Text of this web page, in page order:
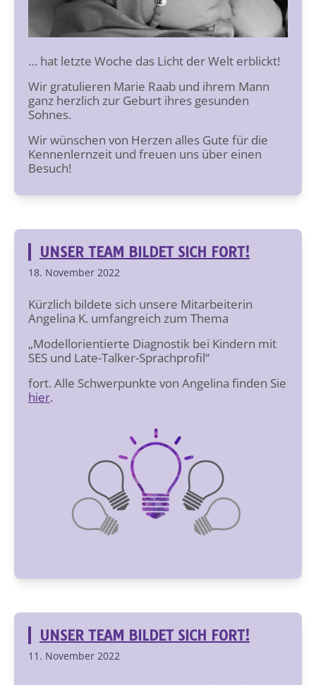
… hat letzte Woche das Licht der Welt erblickt!
Wir gratulieren Marie Raab und ihrem Mann
ganz herzlich zur Geburt ihres gesunden
Sohnes.
Wir wünschen von Herzen alles Gute für die
Kennenlernzeit und freuen uns über einen
Besuch!
UNSER TEAM BILDET SICH FORT!
18. November 2022
Kürzlich bildete sich unsere Mitarbeiterin
Angelina K. umfangreich zum Thema
„Modellorientierte Diagnostik bei Kindern mit
SES und Late-Talker-Sprachprofil“
fort. Alle Schwerpunkte von Angelina finden Sie
hier.
UNSER TEAM BILDET SICH FORT!
11. November 2022